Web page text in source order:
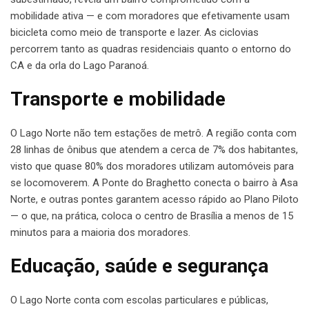
mobilidade ativa — e com moradores que efetivamente usam
bicicleta como meio de transporte e lazer. As ciclovias
percorrem tanto as quadras residenciais quanto o entorno do
CA e da orla do Lago Paranoá.
Transporte e mobilidade
O Lago Norte não tem estações de metrô. A região conta com
28 linhas de ônibus que atendem a cerca de 7% dos habitantes,
visto que quase 80% dos moradores utilizam automóveis para
se locomoverem. A Ponte do Braghetto conecta o bairro à Asa
Norte, e outras pontes garantem acesso rápido ao Plano Piloto
— o que, na prática, coloca o centro de Brasília a menos de 15
minutos para a maioria dos moradores.
Educação, saúde e segurança
O Lago Norte conta com escolas particulares e públicas,